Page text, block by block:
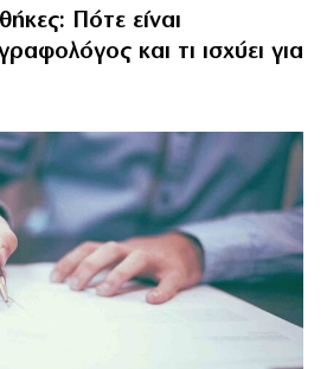
Πότε είναι
και τι ισχύει για